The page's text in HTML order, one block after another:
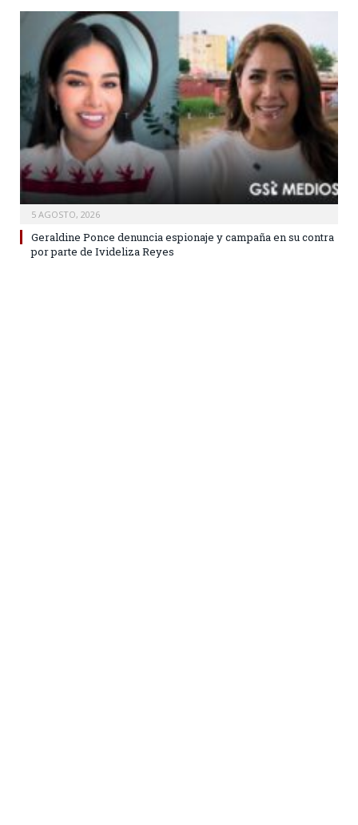
5 AGOSTO, 2026
Geraldine Ponce denuncia espionaje y campaña en su contra
por parte de Ivideliza Reyes